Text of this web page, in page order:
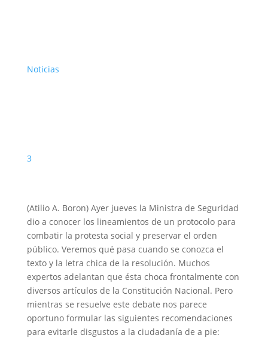
Noticias
3
(Atilio A. Boron) Ayer jueves la Ministra de Seguridad
dio a conocer los lineamientos de un protocolo para
combatir la protesta social y preservar el orden
público. Veremos qué pasa cuando se conozca el
texto y la letra chica de la resolución. Muchos
expertos adelantan que ésta choca frontalmente con
diversos artículos de la Constitución Nacional. Pero
mientras se resuelve este debate nos parece
oportuno formular las siguientes recomendaciones
para evitarle disgustos a la ciudadanía de a pie: